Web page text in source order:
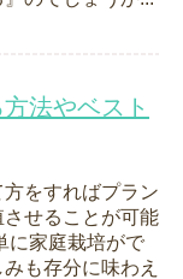
法やベスト
をすればプラン
せることが可能
に家庭栽培がで
も存分に味わえ